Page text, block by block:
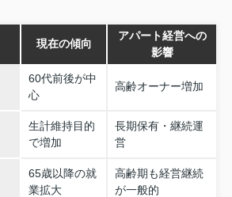
現在の傾向
アパート経営への
影響
60代前後が中
心
高齢オーナー増加
生計維持目的
で増加
長期保有・継続運
営
65歳以降の就
業拡大
高齢期も経営継続
が一般的